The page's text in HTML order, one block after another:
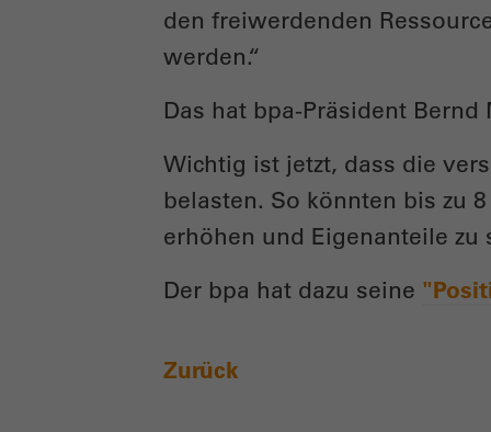
den freiwerdenden
werden.“
Das hat bpa-Präsident
Wichtig ist jetzt, dass die
belasten. So könnten bis zu
erhöhen und Eigenanteile zu
Der bpa hat dazu seine
Zurück